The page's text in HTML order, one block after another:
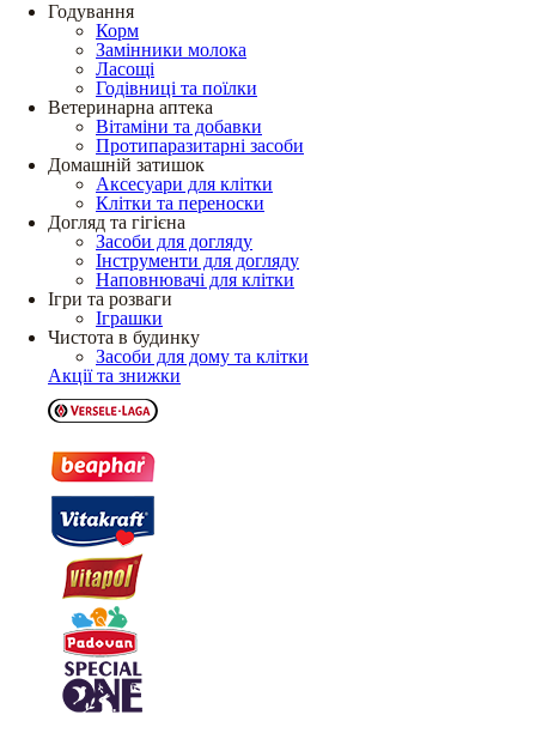
Годування
Корм
Замінники молока
Ласощі
Годівниці та поїлки
Ветеринарна аптека
Вітаміни та добавки
Протипаразитарні засоби
Домашній затишок
Аксесуари для клітки
Клітки та переноски
Догляд та гігієна
Засоби для догляду
Інструменти для догляду
Наповнювачі для клітки
Ігри та розваги
Іграшки
Чистота в будинку
Засоби для дому та клітки
Акції та знижки